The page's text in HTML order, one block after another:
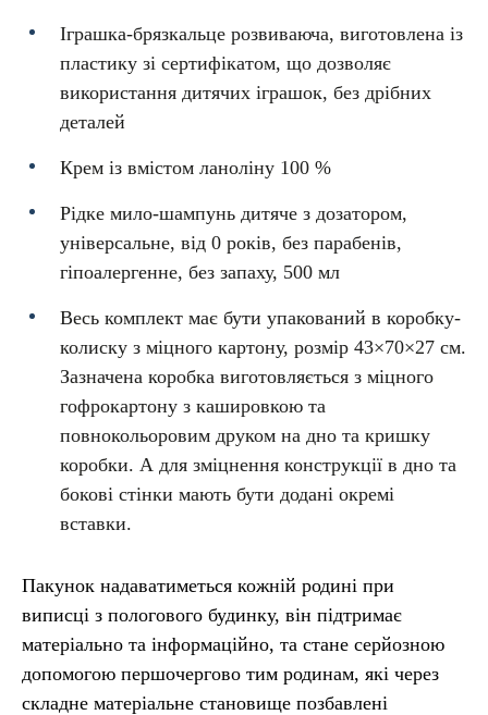
Іграшка-брязкальце розвиваюча, виготовлена із
пластику зі сертифікатом, що дозволяє
використання дитячих іграшок, без дрібних
деталей
Крем із вмістом ланоліну 100 %
Рідке мило-шампунь дитяче з дозатором,
універсальне, від 0 років, без парабенів,
гіпоалергенне, без запаху, 500 мл
Весь комплект має бути упакований в коробку-
колиску з міцного картону, розмір 43×70×27 см.
Зазначена коробка виготовляється з міцного
гофрокартону з кашировкою та
повнокольоровим друком на дно та кришку
коробки. А для зміцнення конструкції в дно та
бокові стінки мають бути додані окремі
вставки.
Пакунок надаватиметься кожній родині при
виписці з пологового будинку, він підтримає
матеріально та інформаційно, та стане серйозною
допомогою першочергово тим родинам, які через
складне матеріальне становище позбавлені